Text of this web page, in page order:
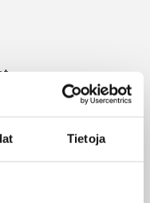
Tietoja